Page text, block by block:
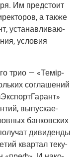
Им пред­сто­ит
а так­же
уста­нав­ли­ва­ю­
усло­вия
трио — «Темiр­
согла­ше­ний
выпус­ка­е­
бан­ков­ских
диви­ден­ды
квар­тал теку­